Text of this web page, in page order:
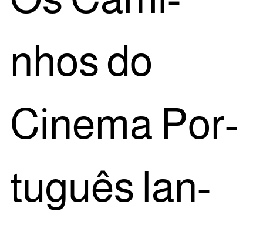
nhos do
Cine­ma Por­
tu­guês lan­